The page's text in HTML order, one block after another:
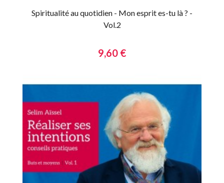
Spiritualité au quotidien - Mon esprit es-tu là ? -
Vol.2
9,60 €